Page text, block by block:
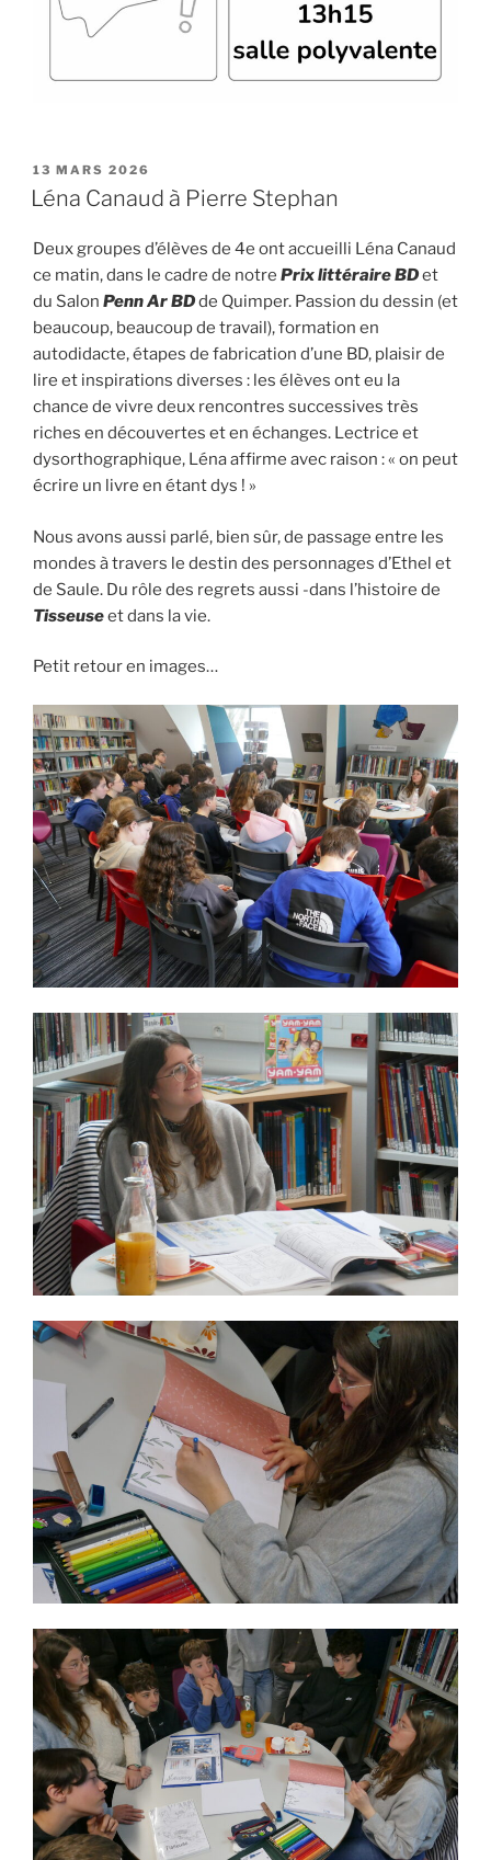
PUBLIÉ
LE
13 MARS 2026
Léna Canaud à Pierre Stephan
Deux groupes d’élèves de 4e ont accueilli Léna Canaud
ce matin, dans le cadre de notre Prix littéraire BDet
du Salon Penn Ar BDde Quimper. Passion du dessin (et
beaucoup, beaucoup de travail), formation en
autodidacte, étapes de fabrication d’une BD, plaisir de
lire et inspirations diverses : les élèves ont eu la
chance de vivre deux rencontres successives très
riches en découvertes et en échanges. Lectrice et
dysorthographique, Léna affirme avec raison : « on peut
écrire un livre en étant dys ! »
Nous avons aussi parlé, bien sûr, de passage entre les
mondes à travers le destin des personnages d’Ethel et
de Saule. Du rôle des regrets aussi -dans l’histoire de
Tisseuseet dans la vie.
Petit retour en images…